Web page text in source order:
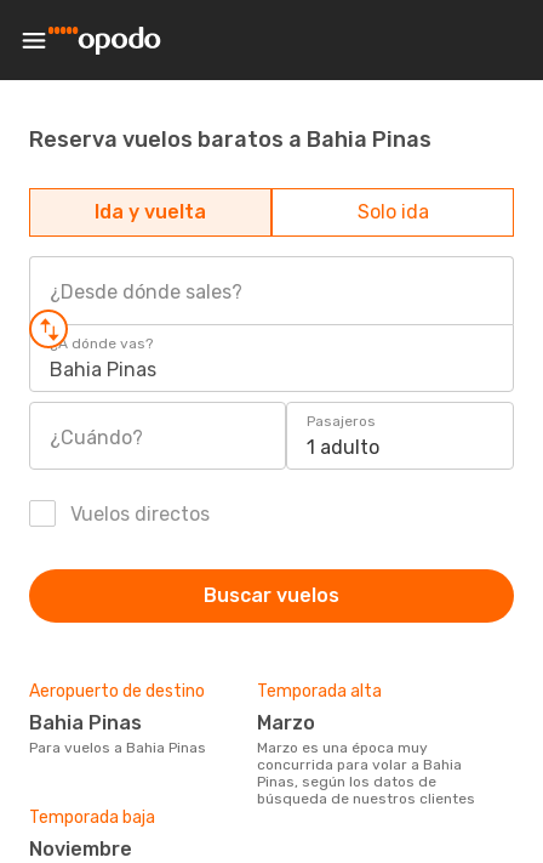
Reserva vuelos baratos a Bahia Pinas
Ida y vuelta Solo ida
¿Desde dónde sales?
¿A dónde vas?
Bahia Pinas
¿Cuándo?
Pasajeros
1 adulto
Vuelos directos
Buscar vuelos
Aeropuerto de destino
Bahia Pinas
Para vuelos a Bahia Pinas
Temporada alta
marzo
marzo es una época muy
concurrida para volar a Bahia
Pinas, según los datos de
búsqueda de nuestros clientes
Temporada baja
noviembre